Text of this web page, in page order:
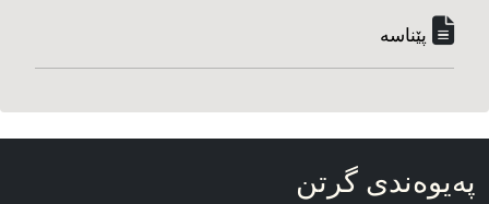
پێناسه‌
په‌یوه‌ندی گرتن